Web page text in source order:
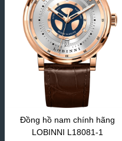
Đồng hồ nam chính hãng
LOBINNI L18081-1